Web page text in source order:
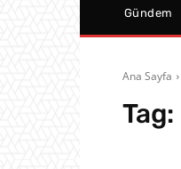
Gündem
Ana Sayfa
Tag: